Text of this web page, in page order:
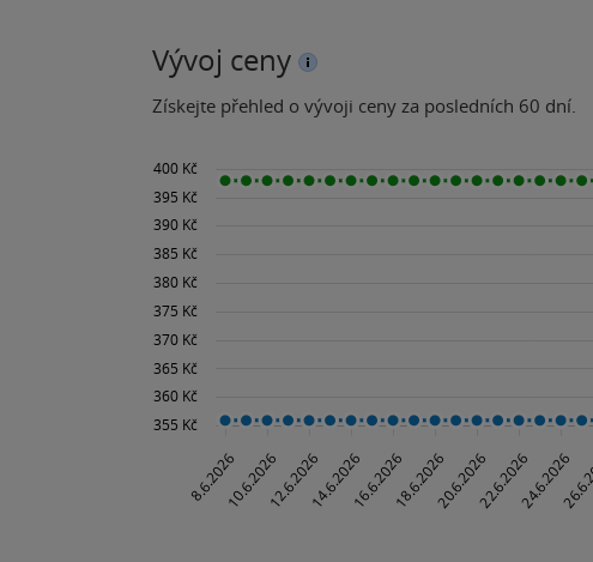
Vývoj ceny
Získejte přehled o vývoji ceny za posledních 60 dní.